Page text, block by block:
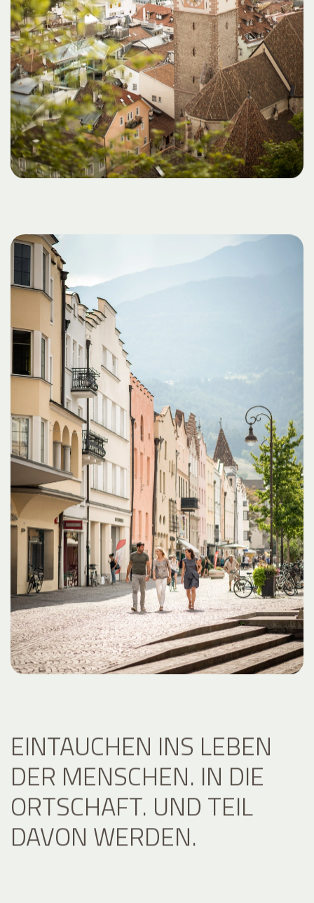
EINTAUCHEN INS LEBEN
DER MENSCHEN. IN DIE
ORTSCHAFT. UND TEIL
DAVON WERDEN.